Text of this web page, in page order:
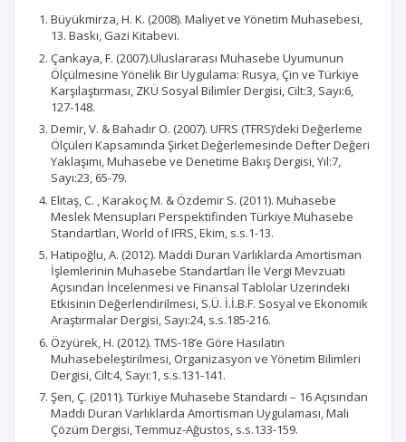
Büyükmirza, H. K. (2008). Maliyet ve Yönetim Muhasebesi,
13. Baskı, Gazi Kitabevi.
Çankaya, F. (2007).Uluslararası Muhasebe Uyumunun
Ölçülmesine Yönelik Bir Uygulama: Rusya, Çin ve Türkiye
Karşılaştırması, ZKÜ Sosyal Bilimler Dergisi, Cilt:3, Sayı:6,
127-148.
Demir, V. & Bahadır O. (2007). UFRS (TFRS)’deki Değerleme
Ölçüleri Kapsamında Şirket Değerlemesinde Defter Değeri
Yaklaşımı, Muhasebe ve Denetime Bakış Dergisi, Yıl:7,
Sayı:23, 65-79.
Elitaş, C. , Karakoç M. & Özdemir S. (2011). Muhasebe
Meslek Mensupları Perspektifinden Türkiye Muhasebe
Standartları, World of IFRS, Ekim, s.s.1-13.
Hatipoğlu, A. (2012). Maddi Duran Varlıklarda Amortisman
İşlemlerinin Muhasebe Standartları İle Vergi Mevzuatı
Açısından İncelenmesi ve Finansal Tablolar Üzerindeki
Etkisinin Değerlendirilmesi, S.Ü. İ.İ.B.F. Sosyal ve Ekonomik
Araştırmalar Dergisi, Sayı:24, s.s.185-216.
Özyürek, H. (2012). TMS-18’e Göre Hasılatın
Muhasebeleştirilmesi, Organizasyon ve Yönetim Bilimleri
Dergisi, Cilt:4, Sayı:1, s.s.131-141.
Şen, Ç. (2011). Türkiye Muhasebe Standardı – 16 Açısından
Maddi Duran Varlıklarda Amortisman Uygulaması, Mali
Çözüm Dergisi, Temmuz-Ağustos, s.s.133-159.